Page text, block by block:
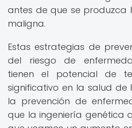
antes de que se produzca
maligna.
Estas estrategias de
del riesgo de
tienen el potencial de
significativo en la salud de
la prevención de
que la ingeniería genética